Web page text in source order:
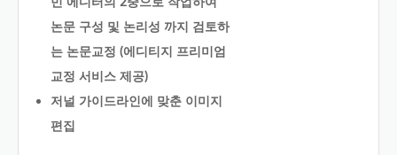
논문 구성 및 논리성 까지 검토하
는 논문교정 (에디티지 프리미엄
교정 서비스 제공)
저널 가이드라인에 맞춘 이미지
편집